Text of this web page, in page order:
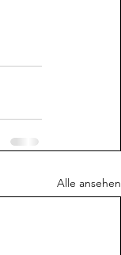
Alle ansehen